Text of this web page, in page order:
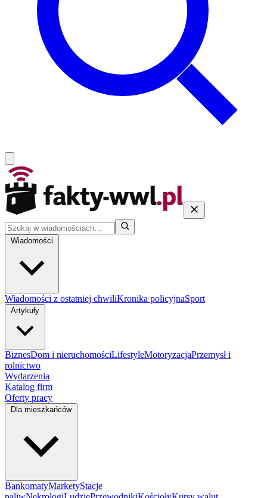
Wiadomości
Wiadomości z ostatniej chwiliKronika policyjnaSport
Artykuły
BiznesDom i nieruchomościLifestyleMotoryzacjaPrzemysł i
rolnictwo
Wydarzenia
Katalog firm
Oferty pracy
Dla mieszkańców
BankomatyMarketyStacje